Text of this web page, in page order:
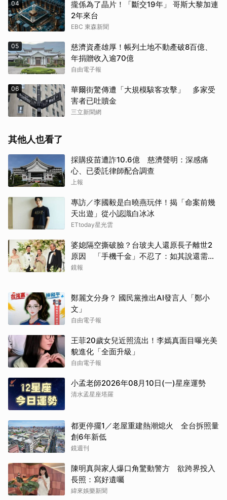
04
攏係為了晶片！「斷交19年」 哥斯大黎加連
2年來台
EBC 東森新聞
05
慈濟資產雄厚！帳列土地不動產破8百億、
年捐贈收入逾70億
自由電子報
06
華爾街驚傳遭「大規模駭客攻擊」 多家受
害者已吐贖金
三立新聞網
其他人也看了
採購疫苗遭詐10.6億 慈濟聲明：深感痛
心、已委託律師配合調查
上報
專訪／李國毅是白曉燕玩伴！揭「命案前幾
天出遊」從小認識白冰冰
ETtoday星光雲
婆媳隔空撕破臉？台玻夫人還原長子離世2
原因 「手機千金」不忍了：如其說還需要
離開嗎？
鏡報
鄭麗文分身？ 國民黨推出AI發言人「鄭小
文」
自由電子報
王菲20歲女兒近照流出！李嫣真面目曝光美
貌進化「全面升級」
自由電子報
小孟老師2026年08月10日(一)星座運勢
清水孟星座塔羅
都更停擺1／老屋重建熱潮熄火 全台拆照量
創6年新低
鏡週刊
陳明真與家人爆口角驚動警方 欲跨界投入
長照：寫好遺囑
緯來娛樂新聞